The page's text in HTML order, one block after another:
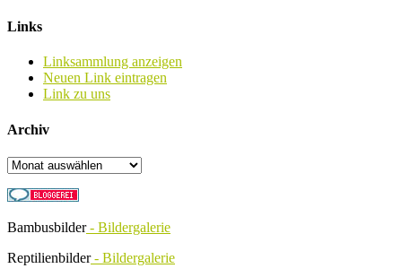
Links
Linksammlung anzeigen
Neuen Link eintragen
Link zu uns
Archiv
Archiv
Bambusbilder- Bildergalerie
Reptilienbilder- Bildergalerie